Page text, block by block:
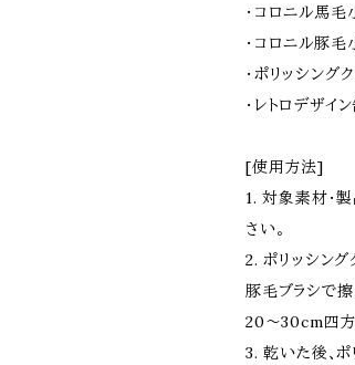
・コロニル馬毛
・コロニル豚毛
・ポリッシング
・レトロデザイ
[使用方法]
1. 対象素材・
さい｡
2. ポリッシン
豚毛ブラシで
20～30cm四方
3. 乾いた後､ポ